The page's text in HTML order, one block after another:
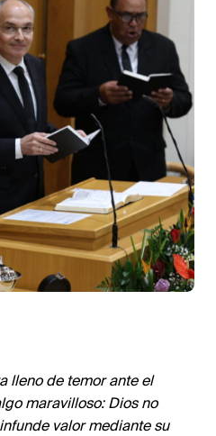
lleno de temor ante el
maravilloso: Dios no
valor mediante su